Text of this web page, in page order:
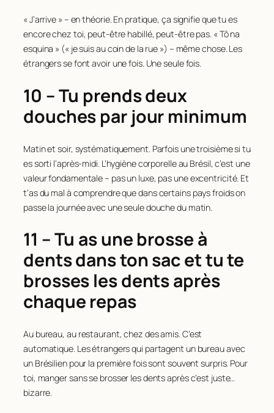
« J’arrive » – en théorie. En pratique, ça signifie que tu es
encore chez toi, peut-être habillé, peut-être pas. « Tô na
esquina » (« je suis au coin de la rue ») – même chose. Les
étrangers se font avoir une fois. Une seule fois.
10 – Tu prends deux
douches par jour minimum
Matin et soir, systématiquement. Parfois une troisième si tu
es sorti l’après-midi. L’hygiène corporelle au Brésil, c’est une
valeur fondamentale – pas un luxe, pas une excentricité. Et
t’as du mal à comprendre que dans certains pays froids on
passe la journée avec une seule douche du matin.
11 – Tu as une brosse à
dents dans ton sac et tu te
brosses les dents après
chaque repas
Au bureau, au restaurant, chez des amis. C’est
automatique. Les étrangers qui partagent un bureau avec
un Brésilien pour la première fois sont souvent surpris. Pour
toi, manger sans se brosser les dents après c’est juste…
bizarre.